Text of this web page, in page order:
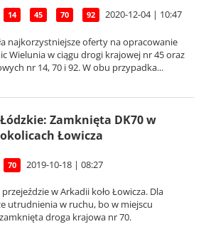
14 45 70 92 2020-12-04 | 10:47
najkorzystniejsze oferty na opracowanie
Wielunia w ciągu drogi krajowej nr 45 oraz
nr 14, 70 i 92. W obu przypadka...
Łódzkie: Zamknięta DK70 w
okolicach Łowicza
70 2019-10-18 | 08:27
w Arkadii koło Łowicza. Dla
utrudnienia w ruchu, bo w miejscu
droga krajowa nr 70.